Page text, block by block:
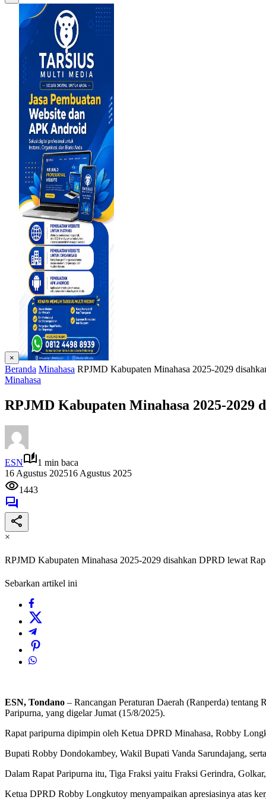
×
Beranda Minahasa RPJMD Kabupaten Minahasa 2025-2029
Minahasa
RPJMD Kabupaten Minahasa 2025-2029
ESN
1 min baca
16 Agustus 202516 Agustus 2025
1443
×
RPJMD Kabupaten Minahasa 2025-2029 disahkan DPRD lewat
Sebarkan artikel ini
ESN, Tondano – Rancangan Peraturan Daerah (Ranperda)
Paripurna, yang digelar Jumat (15/8/2025).
Rapat paripurna dipimpin oleh Ketua DPRD Minahasa, Robby
Bupati Robby Dondokambey, Wakil Bupati Vanda Sarundajang,
Dalam Rapat Paripurna itu, Tiga Fraksi yaitu Fraksi Gerindra,
Ketua DPRD Robby Longkutoy menyampaikan apresiasinya atas